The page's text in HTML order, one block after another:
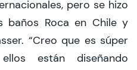
pero se hizo
baños Roca en Chile y
“Creo que es súper
están diseñando